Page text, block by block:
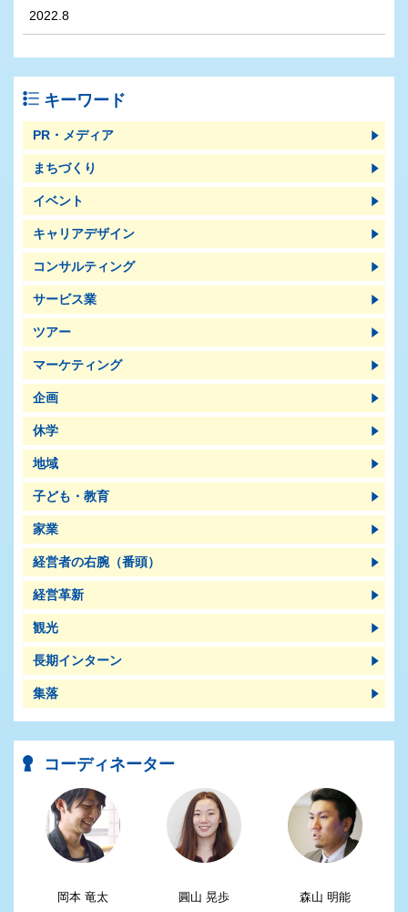
2022.8
キーワード
PR・メディア
まちづくり
イベント
キャリアデザイン
コンサルティング
サービス業
ツアー
マーケティング
企画
休学
地域
子ども・教育
家業
経営者の右腕（番頭）
経営革新
観光
長期インターン
集落
コーディネーター
岡本 竜太 圓山 晃歩 森山 明能